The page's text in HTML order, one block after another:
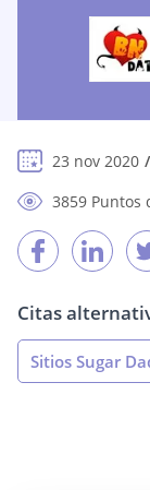
23 nov 2020
3859 Puntos
Citas
Sitios Sugar